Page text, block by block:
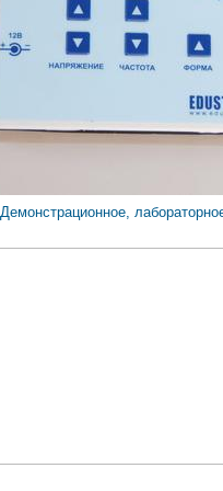
Демонстрационное,